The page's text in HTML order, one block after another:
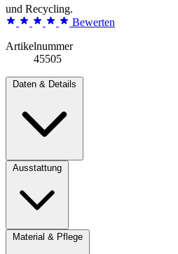
und Recycling.
Bewerten
Artikelnummer
45505
Daten & Details
Ausstattung
Material & Pflege